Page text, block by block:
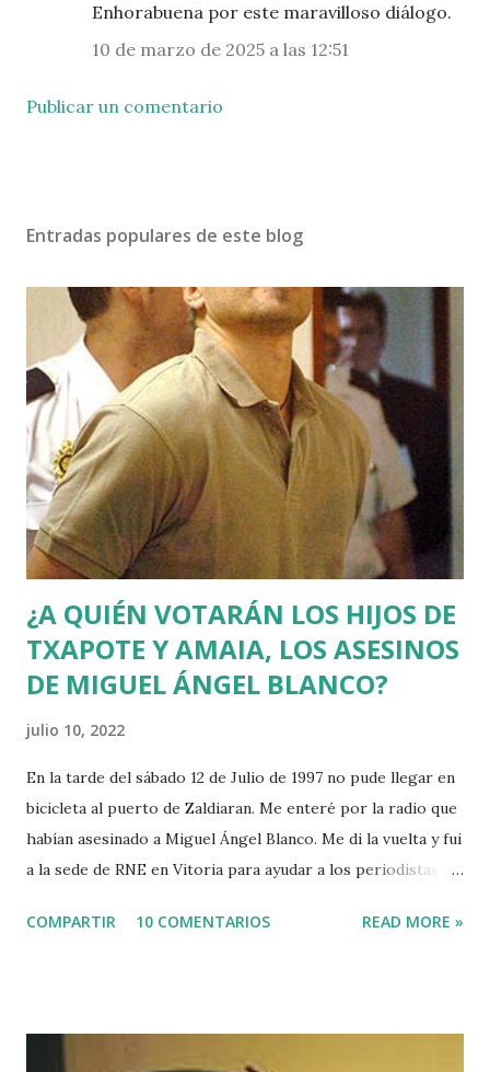
Enhorabuena por este maravilloso diálogo.
10 de marzo de 2025 a las 12:51
Publicar un comentario
Entradas populares de este blog
¿A QUIÉN VOTARÁN LOS HIJOS DE
TXAPOTE Y AMAIA, LOS ASESINOS
DE MIGUEL ÁNGEL BLANCO?
julio 10, 2022
En la tarde del sábado 12 de Julio de 1997 no pude llegar en
bicicleta al puerto de Zaldiaran. Me enteré por la radio que
habían asesinado a Miguel Ángel Blanco. Me di la vuelta y fui
a la sede de RNE en Vitoria para ayudar a los periodistas
pudiera ocurrir después de que se cumpliera el plazo de 48
COMPARTIR 10 COMENTARIOS READ MORE »